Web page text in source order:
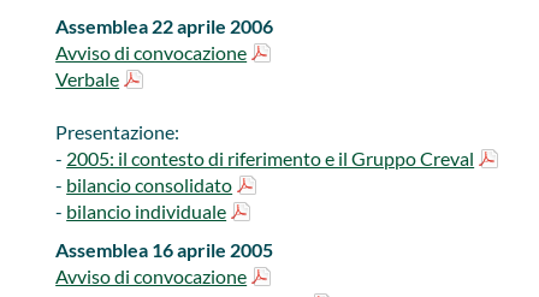
Assemblea 22 aprile 2006
Avviso di convocazione
Verbale
Presentazione:
- 2005: il contesto di riferimento e il Gruppo Creval
- bilancio consolidato
- bilancio individuale
Assemblea 16 aprile 2005
​Avviso di convocazione